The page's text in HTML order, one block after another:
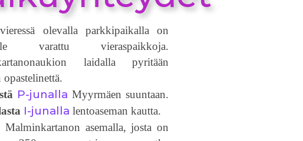
olevalla parkkipaikalla on
varattu vieraspaikkoja.
laidalla pyritään
opastelinettä.
P-junalla Myyrmäen suuntaan.
I-junalla lentoaseman kautta.
asemalla, josta on